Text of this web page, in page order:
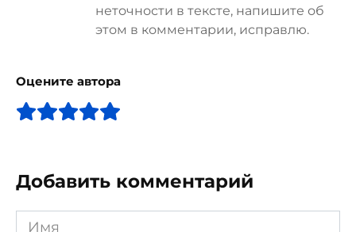
неточности в тексте, напишите об
этом в комментарии, исправлю.
Оцените автора
Добавить комментарий
Имя